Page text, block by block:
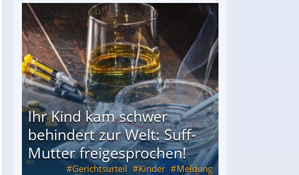
(34) in den finanziellen Ruin!
Ihr Kind kam schwer
behindert zur Welt: Suff-
Mutter freigesprochen!
Gerichtsurteil Kinder Meldung